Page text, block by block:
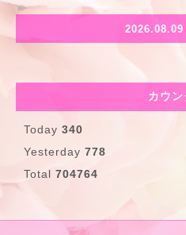
カウン
Today 340
Yesterday 778
Total 704764